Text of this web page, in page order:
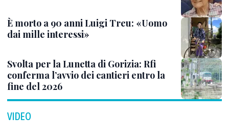
È morto a 90 anni Luigi Treu: «Uomo
dai mille interessi»
Svolta per la Lunetta di Gorizia: Rfi
conferma l’avvio dei cantieri entro la
fine del 2026
VIDEO